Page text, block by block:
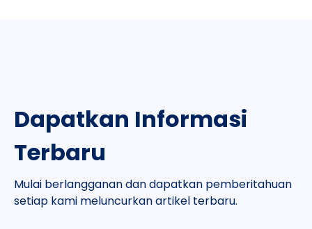
Dapatkan Informasi
Terbaru
Mulai berlangganan dan dapatkan pemberitahuan
setiap kami meluncurkan artikel terbaru.